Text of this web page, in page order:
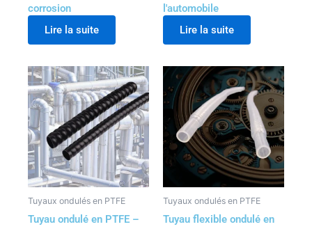
corrosion
Lire la suite
l'automobile
Lire la suite
Tuyaux ondulés en PTFE
Tuyau ondulé en PTFE –
Tuyaux ondulés en PTFE
Tuyau flexible ondulé en